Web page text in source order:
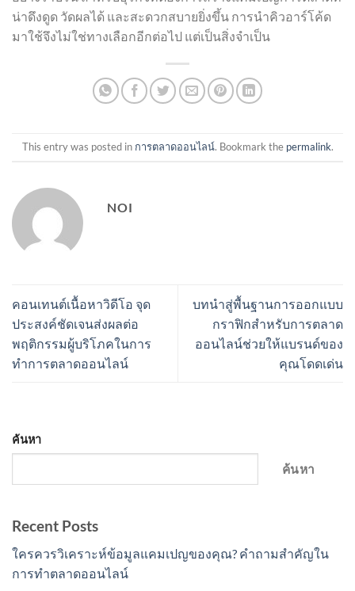
น่าดึงดูด วัดผลได้ และสะดวกสบายยิ่งขึ้น การนำคิวอาร์โค้ด
มาใช้จึงไม่ใช่ทางเลือกอีกต่อไป แต่เป็นสิ่งจำเป็น
This entry was posted in การตลาดออนไลน์. Bookmark the permalink.
NOI
คอนเทนต์เนื้อหาวิดีโอ จุด
ประสงค์ชัดเจนส่งผลต่อ
พฤติกรรมผู้บริโภคในการ
ทำการตลาดออนไลน์
บทนำสู่พื้นฐานการออกแบบ
กราฟิกสำหรับการตลาด
ออนไลน์ช่วยให้แบรนด์ของ
คุณโดดเด่น
ค้นหา
ค้นหา
Recent Posts
ใครควรวิเคราะห์ข้อมูลแคมเปญของคุณ? คำถามสำคัญใน
การทำตลาดออนไลน์